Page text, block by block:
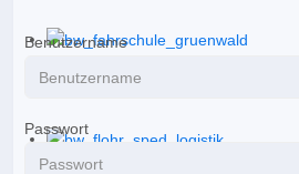
Benutzername
Passwort